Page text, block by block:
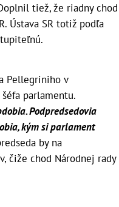
tiež, že riadny chod
Ústava SR totiž podľa
Pellegriniho v
parlamentu.
Podpredsedovia
kým si parlament
by na
čiže chod Národnej rady